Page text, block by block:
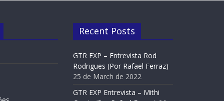
Entrevistas Slide Home
Recent Posts
GTR EXP – Entrevista Rod
Rodrigues (Por Rafael Ferraz)
25 de March de 2022
GTR EXP Entrevista – Mithi